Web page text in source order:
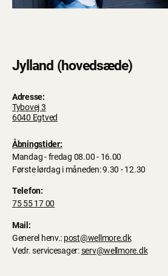
Jylland (hovedsæde)
Adresse:
Tybovej 3
6040 Egtved
Åbningstider:
Mandag - fredag 08.00 - 16.00
Første lørdag i måneden: 9.30 - 12.30
Telefon:
75 55 17 00
Mail:
Generel henv.: post@wellmore.dk
Vedr. servicesager:serv@wellmore.dk